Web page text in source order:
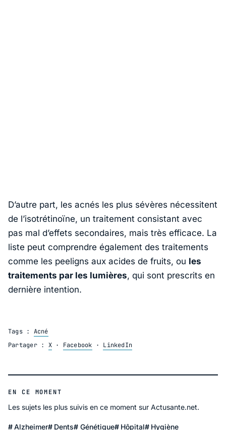
D’autre part, les acnés les plus sévères nécessitent
de l’isotrétinoïne, un traitement consistant avec
pas mal d’effets secondaires, mais très efficace. La
liste peut comprendre également des traitements
comme les peeligns aux acides de fruits, ou les
traitements par les lumières, qui sont prescrits en
dernière intention.
Tags : Acné
Partager : X· Facebook · LinkedIn
EN CE MOMENT
Les sujets les plus suivis en ce moment sur Actusante.net.
Alzheimer Dents Génétique Hôpital Hygiène